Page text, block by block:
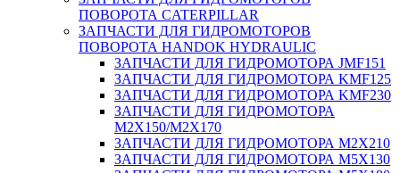
ПОВОРОТА CATERPILLAR
ЗАПЧАСТИ ДЛЯ ГИДРОМОТОРОВ
ПОВОРОТА HANDOK HYDRAULIC
ЗАПЧАСТИ ДЛЯ ГИДРОМОТОРА JMF151
ЗАПЧАСТИ ДЛЯ ГИДРОМОТОРА KMF125
ЗАПЧАСТИ ДЛЯ ГИДРОМОТОРА KMF230
ЗАПЧАСТИ ДЛЯ ГИДРОМОТОРА
M2X150/M2X170
ЗАПЧАСТИ ДЛЯ ГИДРОМОТОРА M2X210
ЗАПЧАСТИ ДЛЯ ГИДРОМОТОРА M5X130